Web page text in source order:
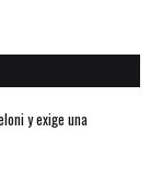
y exige una